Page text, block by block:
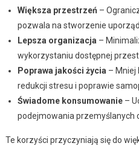
Większa przestrzeń –
pozwala na stworzenie
Lepsza organizacja –
wykorzystaniu dostępnej
Poprawa jakości życia – Mniej
redukcji stresu i poprawie
Świadome konsumowanie–
podejmowania przemyślanych
Te korzyści przyczyniają się do